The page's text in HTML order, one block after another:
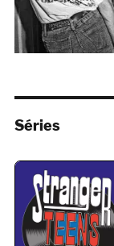
Séries